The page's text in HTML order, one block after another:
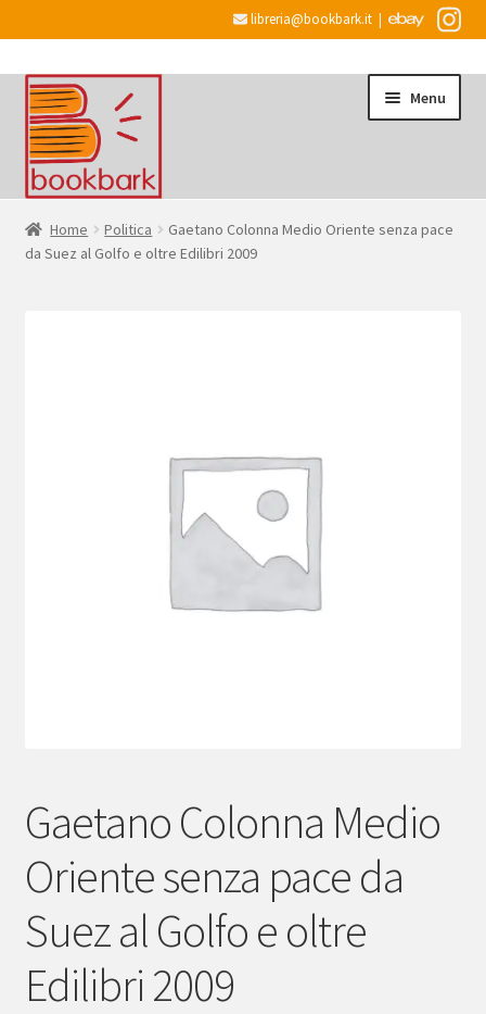
libreria@bookbark.it |
Vai
alla
navigazione
Vai
al
contenuto
Menu
HomeHome Politica
Gaetano Colonna Medio Oriente senza pace
da Suez al Golfo e oltre Edilibri 2009
Gaetano Colonna Medio
Oriente senza pace da
Suez al Golfo e oltre
Edilibri 2009